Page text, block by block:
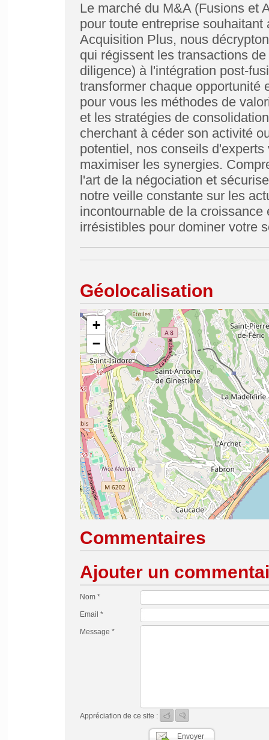
Le marché du M&A (Fusions et
pour toute entreprise
Acquisition Plus, nous
qui régissent les transactions
diligence) à l'intégration post-
transformer chaque opportunité
pour vous les méthodes de
et les stratégies de
cherchant à céder son activité
potentiel, nos conseils
maximiser les synergies.
l'art de la négociation et
notre veille constante sur les
incontournable de la
irrésistibles pour dominer votre
Géolocalisation
+
−
Commentaires
Ajouter un
Nom *
Email *
Message *
Appréciation de ce site :